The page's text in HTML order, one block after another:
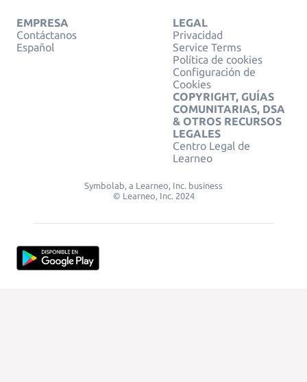
EMPRESA
Contáctanos
Español
LEGAL
Privacidad
Service Terms
Política de cookies
Configuración de
Cookies
COPYRIGHT, GUÍAS
COMUNITARIAS, DSA
& OTROS RECURSOS
LEGALES
Centro Legal de
Learneo
Symbolab, a Learneo, Inc. business
© Learneo, Inc. 2024